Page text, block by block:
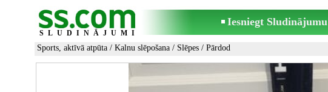
SLUDINĀJUMI
Iesniegt Sludinājumu
Sports, aktīvā atpūta / Kalnu slēpošana / Slēpes / Pārdod